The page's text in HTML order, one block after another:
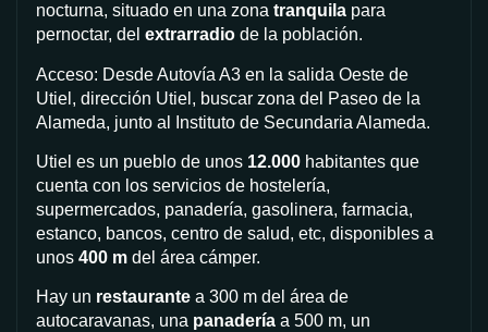
nocturna, situado en una zona tranquila para
pernoctar, del extrarradio de la población.
Acceso: Desde Autovía A3 en la salida Oeste de
Utiel, dirección Utiel, buscar zona del Paseo de la
Alameda, junto al Instituto de Secundaria Alameda.
Utiel es un pueblo de unos 12.000 habitantes que
cuenta con los servicios de hostelería,
supermercados, panadería, gasolinera, farmacia,
estanco, bancos, centro de salud, etc, disponibles a
unos 400 m del área cámper.
Hay un restaurante a 300 m del área de
autocaravanas, una panadería a 500 m, un